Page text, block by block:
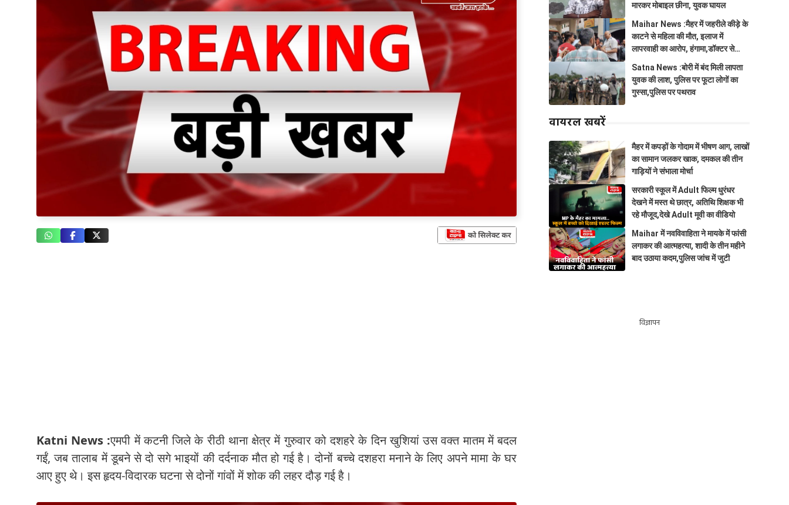
Katni News :एमपी में कटनी जिले के रीठी थाना क्षेत्र में गुरुवार को दशहरे के दिन खुशियां उस वक्त मातम में बदल
गईं, जब तालाब में डूबने से दो सगे भाइयों की दर्दनाक मौत हो गई है। दोनों बच्चे दशहरा मनाने के लिए अपने मामा के घर
आए हुए थे। इस हृदय-विदारक घटना से दोनों गांवों में शोक की लहर दौड़ गई है।
मारकर मोबाइल छीना, युवक घायल
Maihar News :मैहर में जहरीले कीड़े के
काटने से महिला की मौत, इलाज में
लापरवाही का आरोप, हंगामा,डॉक्टर से
Satna News :बोरी में बंद मिली लापता
युवक की लाश, पुलिस पर फूटा लोगों का
गुस्सा,पुलिस पर पथराव
वायरल खबरें
मैहर में कपड़ों के गोदाम में भीषण आग, लाखों
का सामान जलकर खाक, दमकल की तीन
गाड़ियों ने संभाला मोर्चा
सरकारी स्कूल में Adult फिल्म धुरंधर
देखने में मस्त थे छात्र, अतिथि शिक्षक भी
रहे मौजूद,देखे Adult मूवी का वीडियो
Maihar में नवविवाहिता ने मायके में फांसी
लगाकर की आत्महत्या, शादी के तीन महीने
बाद उठाया कदम,पुलिस जांच में जुटी
विज्ञापन